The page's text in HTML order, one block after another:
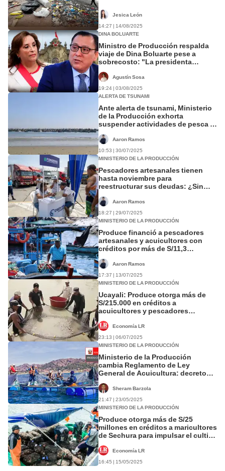
Jesica León
14:27 | 14/08/2025
DINA BOLUARTE
Ministro de Producción respalda
viaje de Dina Boluarte pese a
sobrecosto: "La presidenta
Agustín Sosa
19:24 | 03/08/2025
ALERTA DE TSUNAMI
Ante alerta de tsunami, Ministerio
de la Producción exhorta
suspender actividades de pesca a
Aaron Ramos
10:53 | 30/07/2025
MINISTERIO DE LA PRODUCCIÓN
Pescadores artesanales tienen
hasta noviembre para
reestructurar sus deudas: ¿Sin
Aaron Ramos
18:27 | 29/07/2025
MINISTERIO DE LA PRODUCCIÓN
Produce financió a pescadores
artesanales y acuicultores con
créditos por más de S/11,3
Aaron Ramos
17:37 | 13/07/2025
MINISTERIO DE LA PRODUCCIÓN
Ucayali: Produce otorga más de
S/215.000 en créditos a
acuicultores y pescadores
Economía LR
23:13 | 06/07/2025
MINISTERIO DE LA PRODUCCIÓN
Ministerio de la Producción
cambia Reglamento de Ley
General de Acuicultura: decreto
¿cómo se calculan?
Sheram Barzola
21:47 | 23/05/2025
MINISTERIO DE LA PRODUCCIÓN
Produce otorga más de S/25
millones en créditos a maricultores
de Sechura para impulsar el cultivo
Economía LR
16:45 | 15/05/2025